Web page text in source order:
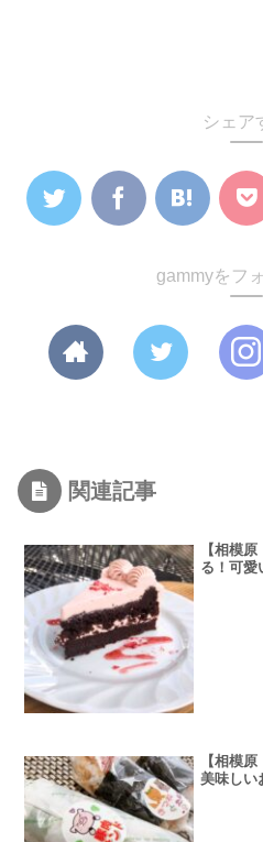
シェア
gammyをフ
関連記事
【相模
る！可愛
【相模
美味しい